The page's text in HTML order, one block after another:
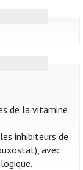
de la vitamine
inhibiteurs de
avec